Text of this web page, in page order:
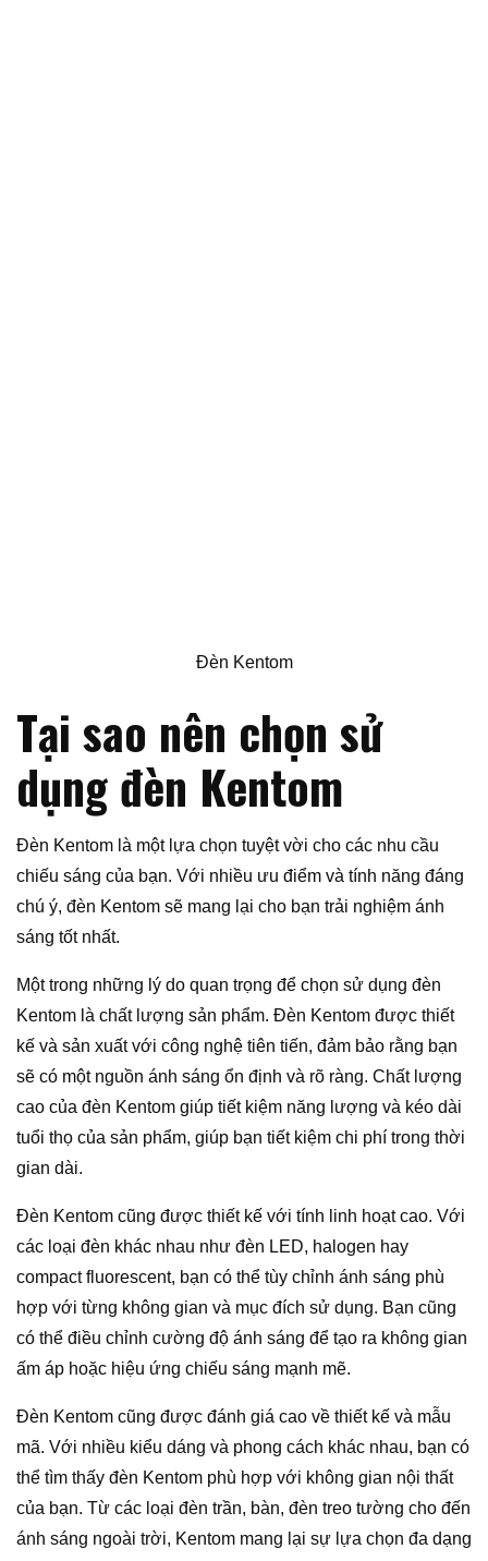
Đèn Kentom
Tại sao nên chọn sử
dụng đèn Kentom
Đèn Kentom là một lựa chọn tuyệt vời cho các nhu cầu
chiếu sáng của bạn. Với nhiều ưu điểm và tính năng đáng
chú ý, đèn Kentom sẽ mang lại cho bạn trải nghiệm ánh
sáng tốt nhất.
Một trong những lý do quan trọng để chọn sử dụng đèn
Kentom là chất lượng sản phẩm. Đèn Kentom được thiết
kế và sản xuất với công nghệ tiên tiến, đảm bảo rằng bạn
sẽ có một nguồn ánh sáng ổn định và rõ ràng. Chất lượng
cao của đèn Kentom giúp tiết kiệm năng lượng và kéo dài
tuổi thọ của sản phẩm, giúp bạn tiết kiệm chi phí trong thời
gian dài.
Đèn Kentom cũng được thiết kế với tính linh hoạt cao. Với
các loại đèn khác nhau như đèn LED, halogen hay
compact fluorescent, bạn có thể tùy chỉnh ánh sáng phù
hợp với từng không gian và mục đích sử dụng. Bạn cũng
có thể điều chỉnh cường độ ánh sáng để tạo ra không gian
ấm áp hoặc hiệu ứng chiếu sáng mạnh mẽ.
Đèn Kentom cũng được đánh giá cao về thiết kế và mẫu
mã. Với nhiều kiểu dáng và phong cách khác nhau, bạn có
thể tìm thấy đèn Kentom phù hợp với không gian nội thất
của bạn. Từ các loại đèn trần, bàn, đèn treo tường cho đến
ánh sáng ngoài trời, Kentom mang lại sự lựa chọn đa dạng